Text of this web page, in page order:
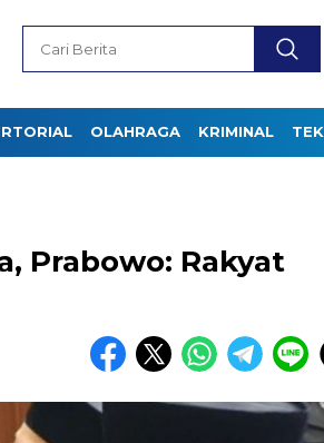
OLAHRAGA KRIMINAL
Prabowo: Rakyat